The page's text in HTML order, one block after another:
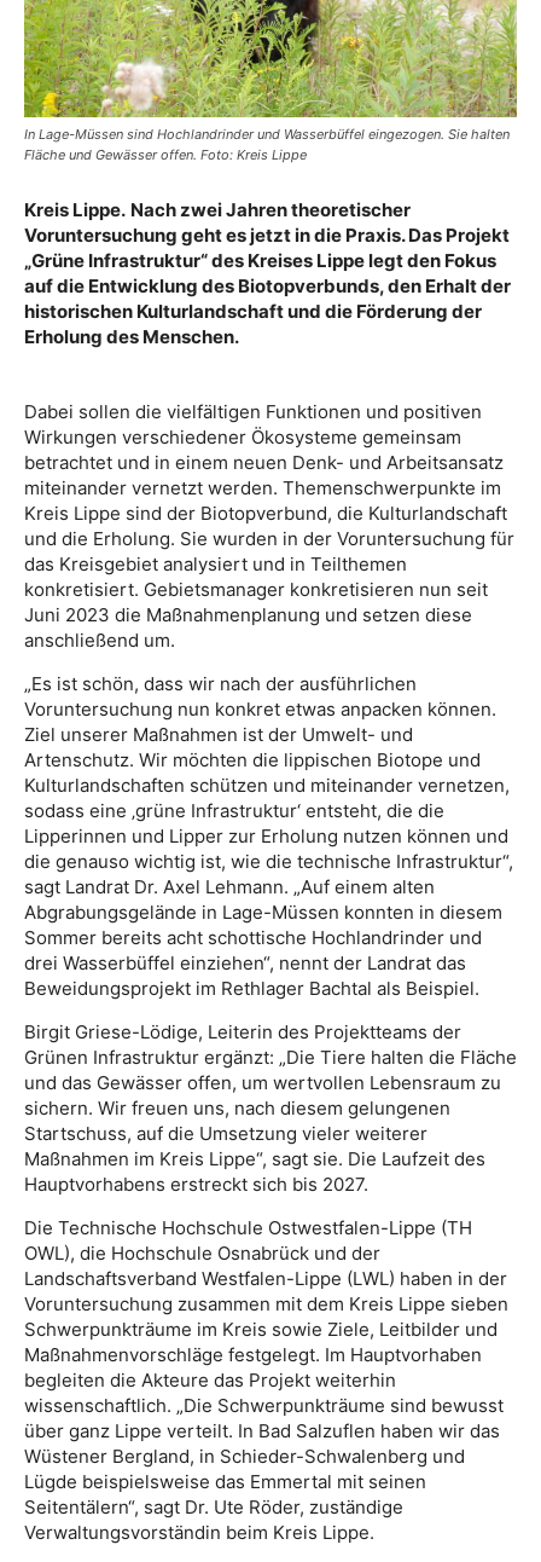
In Lage-Müssen sind Hochlandrinder und Wasserbüffel eingezogen. Sie halten
Fläche und Gewässer offen. Foto: Kreis Lippe
Kreis Lippe. Nach zwei Jahren theoretischer
Voruntersuchung geht es jetzt in die Praxis. Das Projekt
„Grüne Infrastruktur“ des Kreises Lippe legt den Fokus
auf die Entwicklung des Biotopverbunds, den Erhalt der
historischen Kulturlandschaft und die Förderung der
Erholung des Menschen.
Dabei sollen die vielfältigen Funktionen und positiven
Wirkungen verschiedener Ökosysteme gemeinsam
betrachtet und in einem neuen Denk- und Arbeitsansatz
miteinander vernetzt werden. Themenschwerpunkte im
Kreis Lippe sind der Biotopverbund, die Kulturlandschaft
und die Erholung. Sie wurden in der Voruntersuchung für
das Kreisgebiet analysiert und in Teilthemen
konkretisiert. Gebietsmanager konkretisieren nun seit
Juni 2023 die Maßnahmenplanung und setzen diese
anschließend um.
„Es ist schön, dass wir nach der ausführlichen
Voruntersuchung nun konkret etwas anpacken können.
Ziel unserer Maßnahmen ist der Umwelt- und
Artenschutz. Wir möchten die lippischen Biotope und
Kulturlandschaften schützen und miteinander vernetzen,
sodass eine ‚grüne Infrastruktur‘ entsteht, die die
Lipperinnen und Lipper zur Erholung nutzen können und
die genauso wichtig ist, wie die technische Infrastruktur“,
sagt Landrat Dr. Axel Lehmann. „Auf einem alten
Abgrabungsgelände in Lage-Müssen konnten in diesem
Sommer bereits acht schottische Hochlandrinder und
drei Wasserbüffel einziehen“, nennt der Landrat das
Beweidungsprojekt im Rethlager Bachtal als Beispiel.
Birgit Griese-Lödige, Leiterin des Projektteams der
Grünen Infrastruktur ergänzt: „Die Tiere halten die Fläche
und das Gewässer offen, um wertvollen Lebensraum zu
sichern. Wir freuen uns, nach diesem gelungenen
Startschuss, auf die Umsetzung vieler weiterer
Maßnahmen im Kreis Lippe“, sagt sie. Die Laufzeit des
Hauptvorhabens erstreckt sich bis 2027.
Die Technische Hochschule Ostwestfalen-Lippe (TH
OWL), die Hochschule Osnabrück und der
Landschaftsverband Westfalen-Lippe (LWL) haben in der
Voruntersuchung zusammen mit dem Kreis Lippe sieben
Schwerpunkträume im Kreis sowie Ziele, Leitbilder und
Maßnahmenvorschläge festgelegt. Im Hauptvorhaben
begleiten die Akteure das Projekt weiterhin
wissenschaftlich. „Die Schwerpunkträume sind bewusst
über ganz Lippe verteilt. In Bad Salzuflen haben wir das
Wüstener Bergland, in Schieder-Schwalenberg und
Lügde beispielsweise das Emmertal mit seinen
Seitentälern“, sagt Dr. Ute Röder, zuständige
Verwaltungsvorständin beim Kreis Lippe.